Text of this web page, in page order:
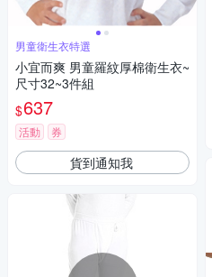
男童衛生衣特選
小宜而爽 男童羅紋厚棉衛生衣~
尺寸32~3件組
$637
活動 券
貨到通知我